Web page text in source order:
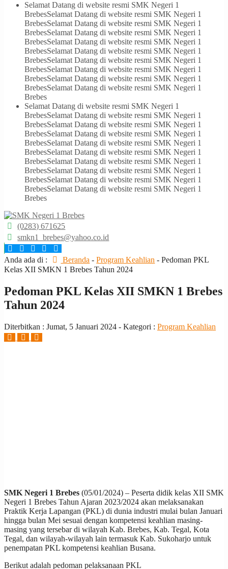
Selamat Datang di website resmi SMK Negeri 1
BrebesSelamat Datang di website resmi SMK Negeri 1
BrebesSelamat Datang di website resmi SMK Negeri 1
BrebesSelamat Datang di website resmi SMK Negeri 1
BrebesSelamat Datang di website resmi SMK Negeri 1
BrebesSelamat Datang di website resmi SMK Negeri 1
BrebesSelamat Datang di website resmi SMK Negeri 1
BrebesSelamat Datang di website resmi SMK Negeri 1
BrebesSelamat Datang di website resmi SMK Negeri 1
BrebesSelamat Datang di website resmi SMK Negeri 1
Brebes
Selamat Datang di website resmi SMK Negeri 1
BrebesSelamat Datang di website resmi SMK Negeri 1
BrebesSelamat Datang di website resmi SMK Negeri 1
BrebesSelamat Datang di website resmi SMK Negeri 1
BrebesSelamat Datang di website resmi SMK Negeri 1
BrebesSelamat Datang di website resmi SMK Negeri 1
BrebesSelamat Datang di website resmi SMK Negeri 1
BrebesSelamat Datang di website resmi SMK Negeri 1
BrebesSelamat Datang di website resmi SMK Negeri 1
BrebesSelamat Datang di website resmi SMK Negeri 1
Brebes
(0283) 671625
smkn1_brebes@yahoo.co.id
Anda ada di : Beranda -Program Keahlian -Pedoman PKL
Kelas XII SMKN 1 Brebes Tahun 2024
Pedoman PKL Kelas XII SMKN 1 Brebes
Tahun 2024
Diterbitkan : Jumat, 5 Januari 2024 - Kategori : Program Keahlian
SMK Negeri 1 Brebes (05/01/2024) – Peserta didik kelas XII SMK
Negeri 1 Brebes Tahun Ajaran 2023/2024 akan melaksanakan
Praktik Kerja Lapangan (PKL) di dunia industri mulai bulan Januari
hingga bulan Mei sesuai dengan kompetensi keahlian masing-
masing yang tersebar di wilayah Kab. Brebes, Kab. Tegal, Kota
Tegal, dan wilayah-wilayah lain termasuk Kab. Sukoharjo untuk
penempatan PKL kompetensi keahlian Busana.
Berikut adalah pedoman pelaksanaan PKL